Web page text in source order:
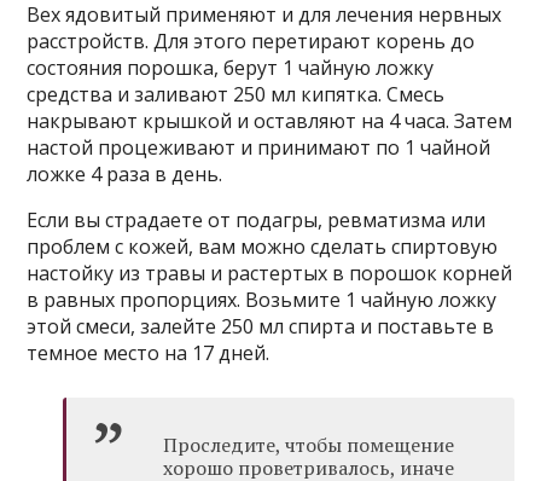
Вех ядовитый применяют и для лечения нервных
расстройств. Для этого перетирают корень до
состояния порошка, берут 1 чайную ложку
средства и заливают 250 мл кипятка. Смесь
накрывают крышкой и оставляют на 4 часа. Затем
настой процеживают и принимают по 1 чайной
ложке 4 раза в день.
Если вы страдаете от подагры, ревматизма или
проблем с кожей, вам можно сделать спиртовую
настойку из травы и растертых в порошок корней
в равных пропорциях. Возьмите 1 чайную ложку
этой смеси, залейте 250 мл спирта и поставьте в
темное место на 17 дней.
Проследите, чтобы помещение
хорошо проветривалось, иначе